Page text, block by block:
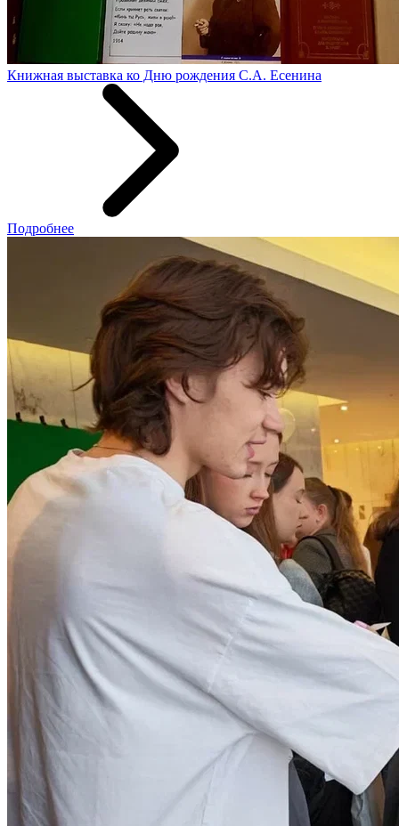
Книжная выставка ко Дню рождения С.А. Есенина
Подробнее